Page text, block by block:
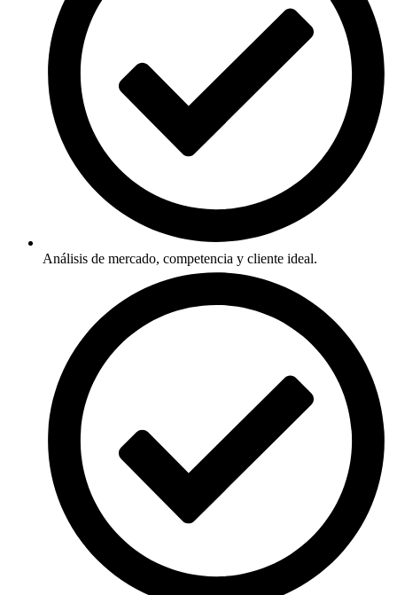
Análisis de mercado, competencia y cliente ideal.